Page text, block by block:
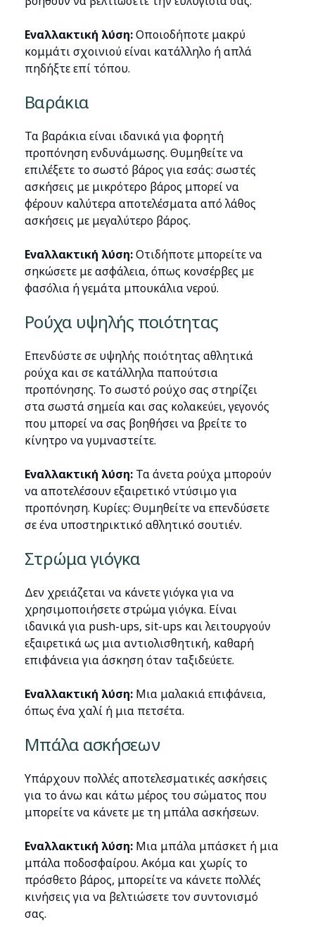
Εναλλακτική λύση:Οποιοδήποτε μακρύ
κομμάτι σχοινιού είναι κατάλληλο ή απλά
πηδήξτε επί τόπου.
Βαράκια
Τα βαράκια είναι ιδανικά για φορητή
προπόνηση ενδυνάμωσης. Θυμηθείτε να
επιλέξετε το σωστό βάρος για εσάς: σωστές
ασκήσεις με μικρότερο βάρος μπορεί να
φέρουν καλύτερα αποτελέσματα από λάθος
ασκήσεις με μεγαλύτερο βάρος.
Εναλλακτική λύση:Οτιδήποτε μπορείτε να
σηκώσετε με ασφάλεια, όπως κονσέρβες με
φασόλια ή γεμάτα μπουκάλια νερού.
Ρούχα υψηλής ποιότητας
Επενδύστε σε υψηλής ποιότητας αθλητικά
ρούχα και σε κατάλληλα παπούτσια
προπόνησης. Το σωστό ρούχο σας στηρίζει
στα σωστά σημεία και σας κολακεύει, γεγονός
που μπορεί να σας βοηθήσει να βρείτε το
κίνητρο να γυμναστείτε.
Εναλλακτική λύση: Τα άνετα ρούχα μπορούν
να αποτελέσουν εξαιρετικό ντύσιμο για
προπόνηση. Κυρίες: Θυμηθείτε να επενδύσετε
σε ένα υποστηρικτικό αθλητικό σουτιέν.
Στρώμα γιόγκα
Δεν χρειάζεται να κάνετε γιόγκα για να
χρησιμοποιήσετε στρώμα γιόγκα. Είναι
ιδανικά για push-ups, sit-ups και λειτουργούν
εξαιρετικά ως μια αντιολισθητική, καθαρή
επιφάνεια για άσκηση όταν ταξιδεύετε.
Εναλλακτική λύση: Μια μαλακιά επιφάνεια,
όπως ένα χαλί ή μια πετσέτα.
Μπάλα ασκήσεων
Υπάρχουν πολλές αποτελεσματικές ασκήσεις
για το άνω και κάτω μέρος του σώματος που
μπορείτε να κάνετε με τη μπάλα ασκήσεων.
Εναλλακτική λύση: Μια μπάλα μπάσκετ ή μια
μπάλα ποδοσφαίρου. Ακόμα και χωρίς το
πρόσθετο βάρος, μπορείτε να κάνετε πολλές
κινήσεις για να βελτιώσετε τον συντονισμό
σας.